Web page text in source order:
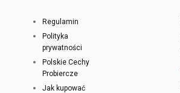
Regulamin
Polityka
prywatności
Polskie Cechy
Probiercze
Jak kupować